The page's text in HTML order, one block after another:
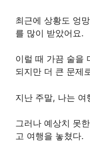
최근에 상황도 엉
를 많이 받았어요.
이럴 때 가끔 술을
되지만 더 큰 문제
지난 주말, 나는 여
그러나 예상치 못
고 여행을 놓쳤다.